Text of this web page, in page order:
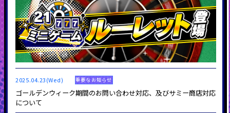
2025.04.23(Wed) 重要なお知らせ
ゴールデンウィーク期間のお問い合わせ対応、及びサミー商店対応
について